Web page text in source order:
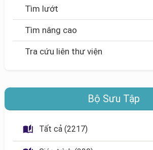
Tìm lướt
Tìm nâng cao
Tra cứu liên thư viện
Bộ Sưu Tập
Tất cả (2217)